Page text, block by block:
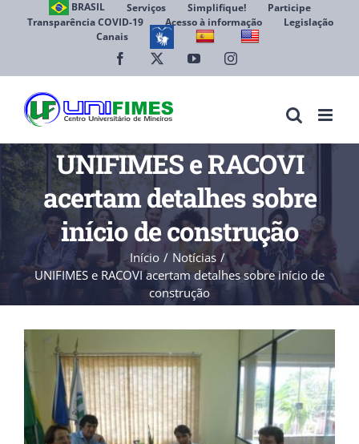
BRASIL Serviços Simplifique!
Participe
Transparência COVID-19
Acesso à informação
Legislação
Canais
Facebook YouTubeInstagram
UNIFIMES e RACOVI
acertam detalhes sobre
início de construção
Início
Notícias
UNIFIMES e RACOVI acertam detalhes sobre início de
construção
View
Larger
Image